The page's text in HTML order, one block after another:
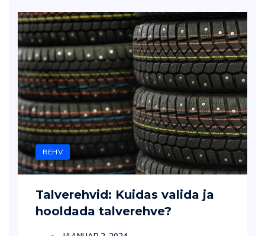
REHV
Talverehvid: Kuidas valida ja
hooldada talverehve?